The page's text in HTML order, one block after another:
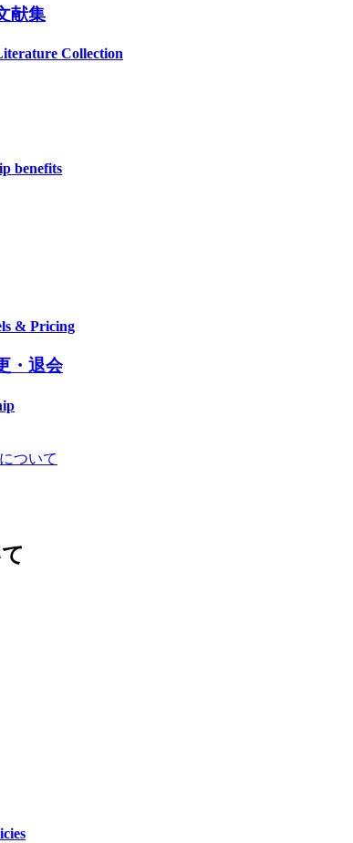
献集
Collection
benefits
& Pricing
・退会
ついて